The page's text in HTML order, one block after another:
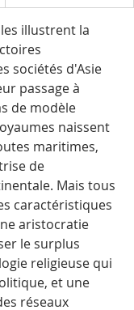
illustrent la
sociétés d'Asie
passage à
de modèle
naissent
maritimes,
de
Mais tous
caractéristiques
aristocratie
le surplus
religieuse qui
et une
réseaux